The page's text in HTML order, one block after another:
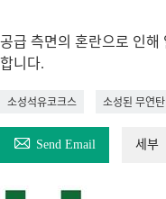
공급 측면의 혼란으로 인해
합니다.
소성석유코크스 소성된 무연탄
 Send Email 세부